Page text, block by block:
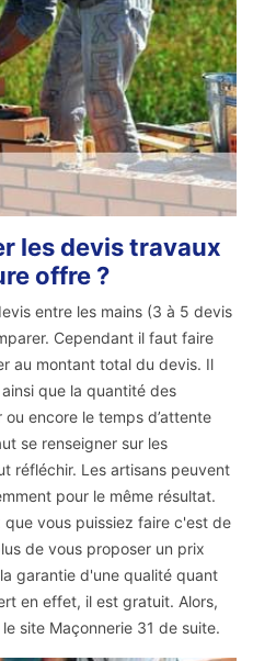
les devis travaux
offre ?
entre les mains (3 à 5 devis
Cependant il faut faire
au montant total du devis. Il
que la quantité des
encore le temps d’attente
se renseigner sur les
réfléchir. Les artisans peuvent
pour le même résultat.
vous puissiez faire c'est de
de vous proposer un prix
garantie d'une qualité quant
en effet, il est gratuit. Alors,
site Maçonnerie 31 de suite.